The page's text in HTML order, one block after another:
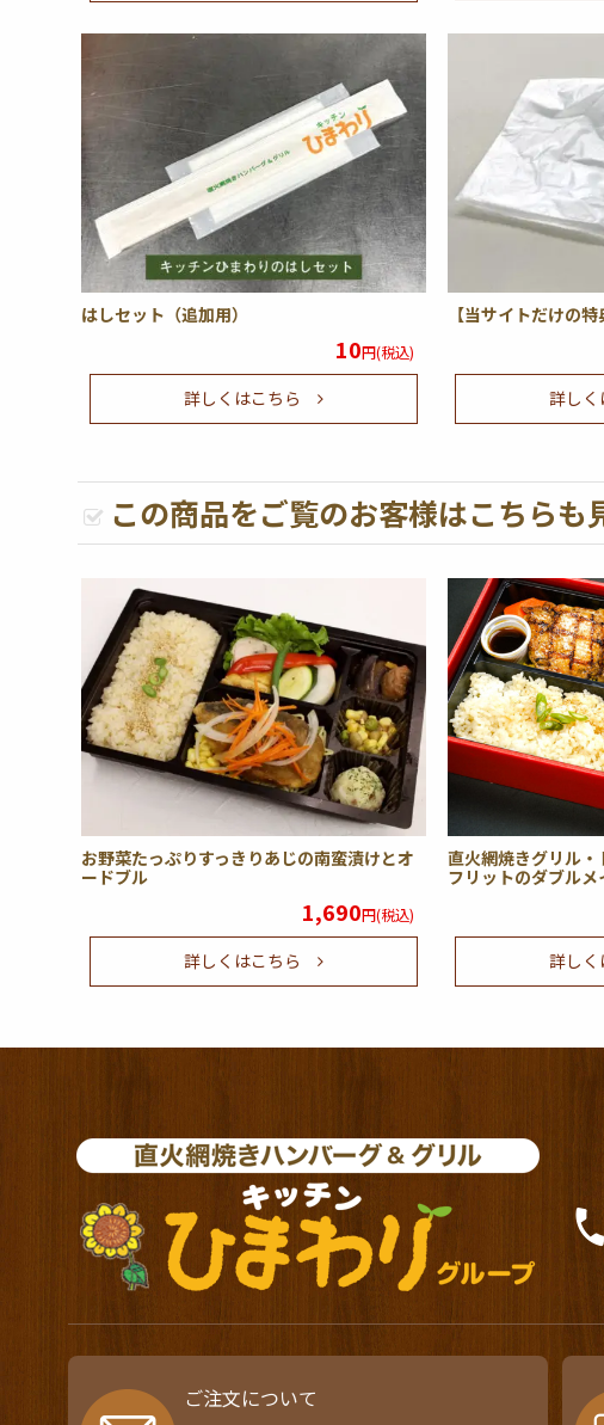
はしセット（追加用）
10円(税込)
詳しくはこちら
【当サイトだけの
詳しく
この商品をご覧のお客様はこちらも
お野菜たっぷりすっきりあじの南蛮漬けとオ
ードブル
1,690円(税込)
詳しくはこちら
直火網焼きグリル
フリットのダブルメ
詳しく
ご注文について